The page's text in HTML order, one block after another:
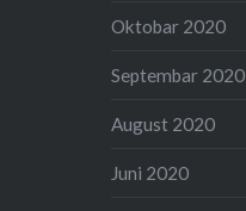
Oktobar 2020
Septembar 2020
August 2020
Juni 2020